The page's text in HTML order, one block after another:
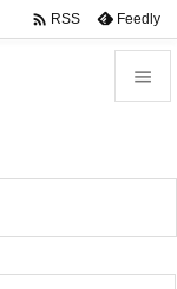


前へ
 RSS Feedly